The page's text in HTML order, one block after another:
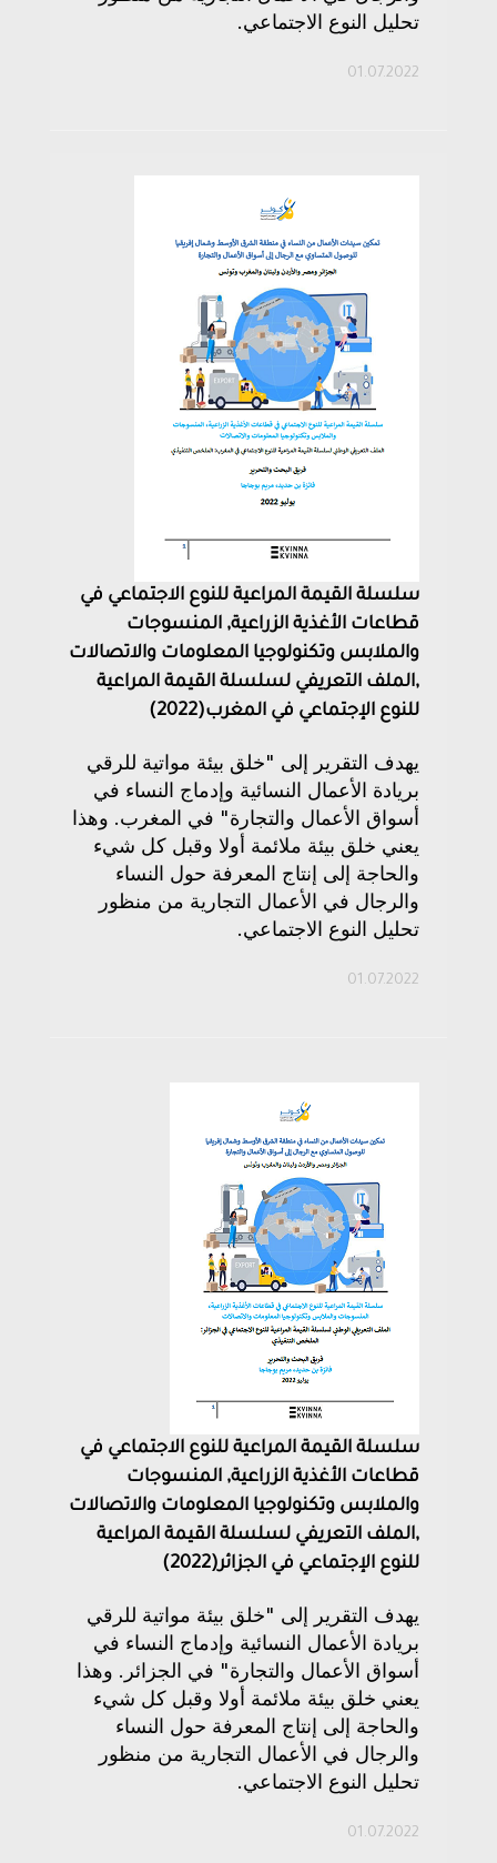
تحليل النوع الاجتماعي.
01.07.2022
سلسلة القيمة المراعية للنوع الاجتماعي في
قطاعات الأغذية الزراعية, المنسوجات
والملابس وتكنولوجيا المعلومات والاتصالات
,الملف التعريفي لسلسلة القيمة المراعية
للنوع الإجتماعي في المغرب(2022)
يهدف التقرير إلى "خلق بيئة مواتية للرقي
بريادة الأعمال النسائية وإدماج النساء في
أسواق الأعمال والتجارة" في المغرب. وهذا
يعني خلق بيئة ملائمة أولا وقبل كل شيء
والحاجة إلى إنتاج المعرفة حول النساء
والرجال في الأعمال التجارية من منظور
تحليل النوع الاجتماعي.
01.07.2022
سلسلة القيمة المراعية للنوع الاجتماعي في
قطاعات الأغذية الزراعية, المنسوجات
والملابس وتكنولوجيا المعلومات والاتصالات
,الملف التعريفي لسلسلة القيمة المراعية
للنوع الإجتماعي في الجزائر(2022)
يهدف التقرير إلى "خلق بيئة مواتية للرقي
بريادة الأعمال النسائية وإدماج النساء في
أسواق الأعمال والتجارة" في الجزائر. وهذا
يعني خلق بيئة ملائمة أولا وقبل كل شيء
والحاجة إلى إنتاج المعرفة حول النساء
والرجال في الأعمال التجارية من منظور
تحليل النوع الاجتماعي.
01.07.2022